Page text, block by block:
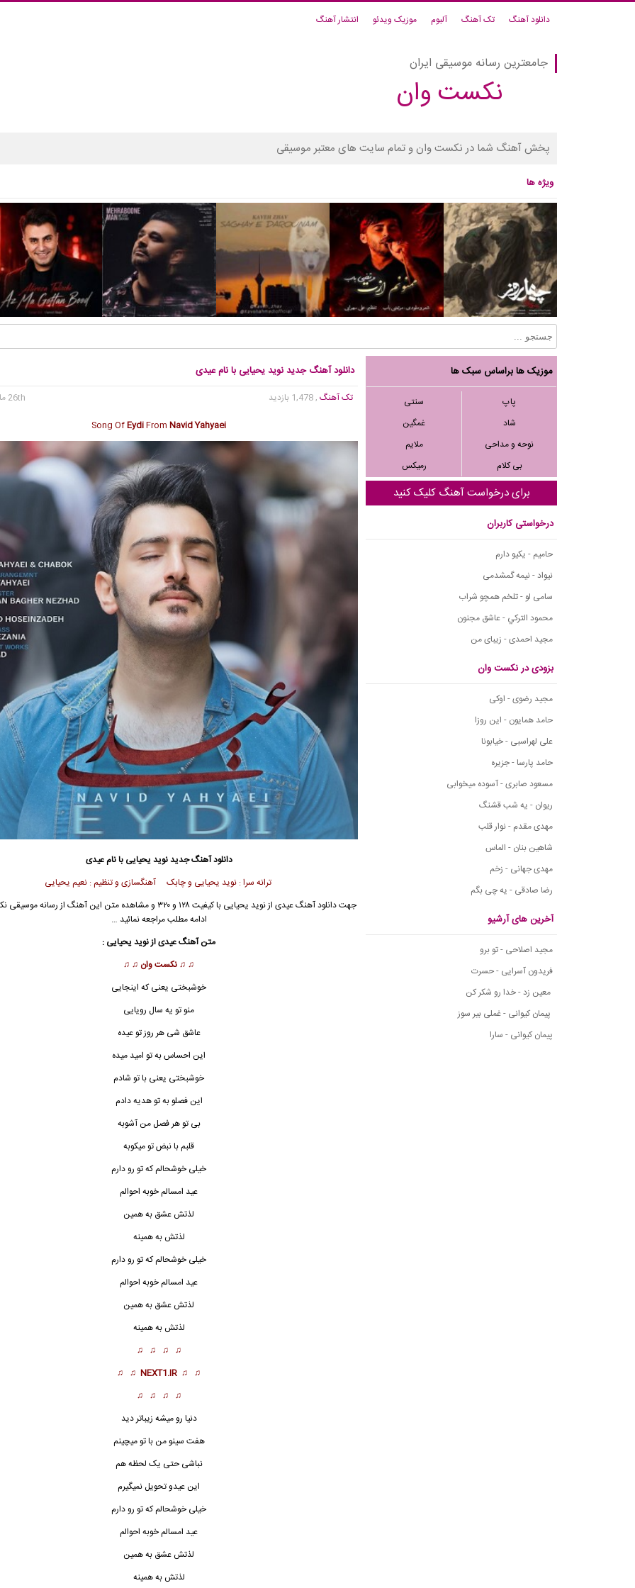
دانلود آهنگ تک آهنگ آلبوم موزیک ویدئو انتشار آهنگ
جامعترین رسانه موسیقی ایران
نکست وان
پخش آهنگ شما در نکست وان و تمام سایت های معتبر موسیقی
ویژه ها
موزیک ها براساس سبک ها
پاپ
سنتی
شاد
غمگین
نوحه و مداحی
ملایم
بی کلام
رمیکس
برای درخواست آهنگ کلیک کنید
درخواستی کاربران
حامیم - یکیو دارم
نیواد - نیمه گمشدمی
سامی لو - تلخم همچو شراب
محمود التركي - عاشق مجنون
مجید احمدی - زیبای من
بزودی در نکست وان
مجید رضوی - اوکی
حامد همایون - این روزا
علی لهراسبی - خیابونا
حامد پارسا - جزیره
مسعود صابری - آسوده میخوابی
ریوان - یه شب قشنگ
مهدی مقدم - نوار قلب
شاهین بنان - الماس
مهدی جهانی - زخم
رضا صادقی - یه چی بگم
آخرین های آرشیو
مجید اصلاحی - تو برو
فریدون آسرایی - حسرت
معین زد - خدا رو شکر کن
پیمان کیوانی - غملی بیر سوز
پیمان کیوانی - سارا
دانلود آهنگ جدید نوید یحیایی با نام عیدی
تک آهنگ, 1,478 بازدید
26th مارس 2017
Song OfEydiFromNavid Yahyaei
دانلود آهنگ جدیدنوید یحیایی با نام عیدی
ترانه سرا : نوید یحیایی و چابک آهنگسازی و تنظیم : نعیم یحیایی
جهت دانلود آهنگ عیدی ازنوید یحیایی
با کیفیت ۱۲۸ و ۳۲۰ و مشاهده متن این آهنگ از رسانه
ادامه مطلب مراجعه نمائید …
متن آهنگ عیدی ازنوید یحیایی :
♫ ♫ نکست وان ♫ ♫
خوشبختی یعنی که اینجایی
منو تو یه سال رویایی
عاشق شی هر روز تو عیده
این احساس به تو امید میده
خوشبختی یعنی با تو شادم
این فصلو به تو هدیه دادم
بی تو هر فصل من آشوبه
قلبم با نبض تو میکوبه
خیلی خوشحالم که تو رو دارم
عید امسالم خوبه احوالم
لذتش عشق به همین
لذتش به همینه
خیلی خوشحالم که تو رو دارم
عید امسالم خوبه احوالم
لذتش عشق به همین
لذتش به همینه
♫ ♫ ♫ ♫
♫ ♫
NEXT1.IR
♫ ♫
♫ ♫ ♫ ♫
دنیا رو میشه زیباتر دید
هفت سینو من با تو میچینم
نباشی حتی یک لحظه هم
این عیدو تحویل نمیگیرم
خیلی خوشحالم که تو رو دارم
عید امسالم خوبه احوالم
لذتش عشق به همین
لذتش به همینه